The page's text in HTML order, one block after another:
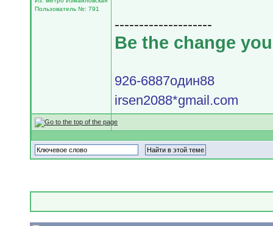
Пользователь №: 791
--------------------
Be the change
926-6887один88
irsen2088*gmail.com